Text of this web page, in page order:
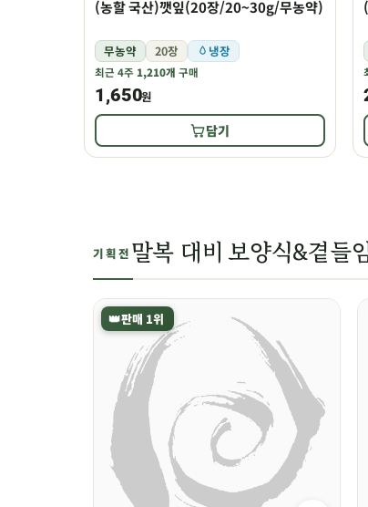
(농할 국산)깻잎(20장/20~30g/무농약)
무농약 20장 냉장
최근 4주 1,210개 구매
1,650원
담기
기획전 말복 대비 보양식&곁들
👑판매 1위